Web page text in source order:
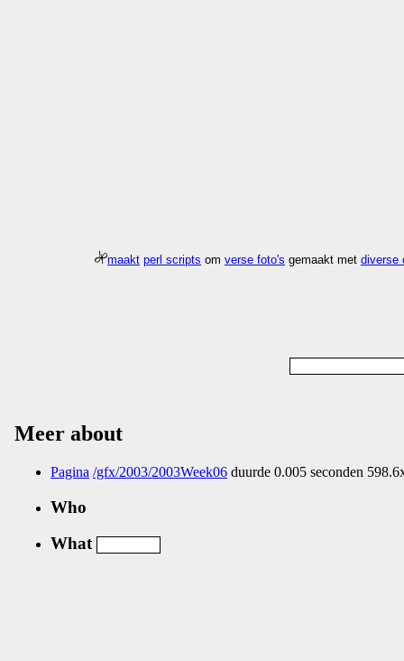
maakt perl scripts omverse foto's gemaakt metdiverse
Meer about
Pagina /gfx/2003/2003Week06 duurde 0.005 seconden
Who
What